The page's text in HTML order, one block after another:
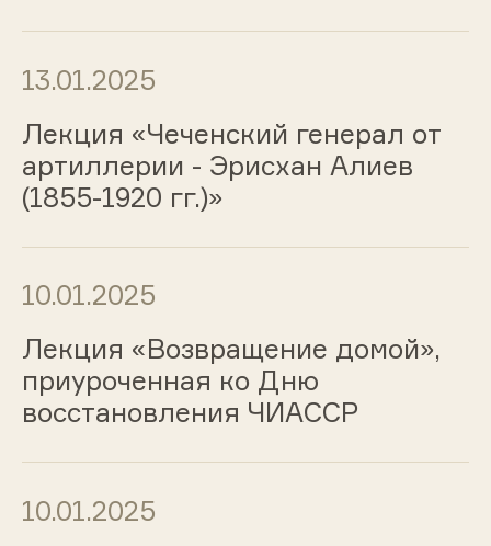
13.01.2025
Лекция «Чеченский генерал от
артиллерии - Эрисхан Алиев
(1855-1920 гг.)»
10.01.2025
Лекция «Возвращение домой»,
приуроченная ко Дню
восстановления ЧИАССР
10.01.2025